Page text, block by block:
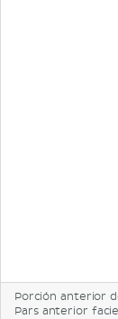
Porción anterior
Pars anterior